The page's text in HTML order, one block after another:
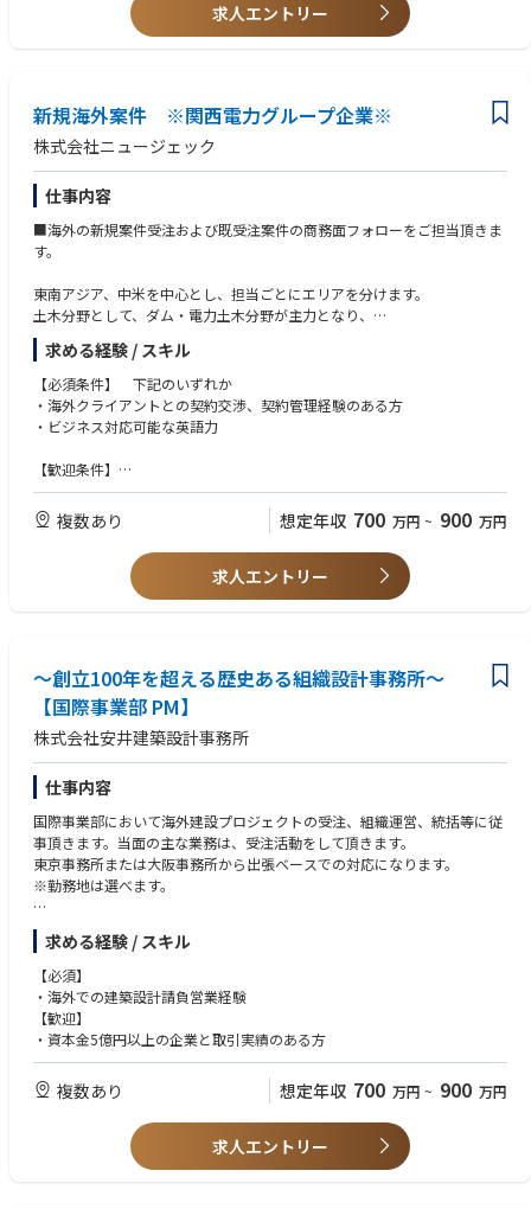
求人エントリー
新規海外案件 ※関西電力グループ企業※
株式会社ニュージェック
仕事内容
■海外の新規案件受注および既受注案件の商務面フォローをご担当頂きま
す。
東南アジア、中米を中心とし、担当ごとにエリアを分けます。
土木分野として、ダム・電力土木分野が主力となり、
電気・機械分野として、送変電・配電・水力発電・再生可能エネルギー・
上下水道プラントなども考えております。
【担当業務詳細】
・新規業務の情報収集
・契約対応（契約書作成、リーガルチェック、契約交渉）
※海外へは出張ベースであり、駐在に関しては現在考えておりません。
求める経験 / スキル
【必須条件】 下記のいずれか
・海外クライアントとの契約交渉、契約管理経験のある方
・ビジネス対応可能な英語力
【歓迎条件】
・建設コンサルタントもしくはゼネコンでの従事経験者
・海外のインフラプロジェクトの受注活動経験
・海外のインフラプロジェクトに従事し、契約管理に精通する方
・JICA事業・借款事業関連の技術業務経験者
複数あり 想定年収 700 万円 ~ 900 万円
求人エントリー
～創立100年を超える歴史ある組織設計事務所～
【国際事業部 PM】
株式会社安井建築設計事務所
仕事内容
国際事業部において海外建設プロジェクトの受注、組織運営、統括等に従
事頂きます。当面の主な業務は、受注活動をして頂きます。
東京事務所または大阪事務所から出張ベースでの対応になります。
※勤務地は選べます。
過去の実績は、下記URL参照下さい。
http://www.yasui-archi.co.jp/works/
求める経験 / スキル
【必須】
・海外での建築設計請負営業経験
【歓迎】
・資本金5億円以上の企業と取引実績のある方
複数あり 想定年収 700 万円 ~ 900 万円
求人エントリー